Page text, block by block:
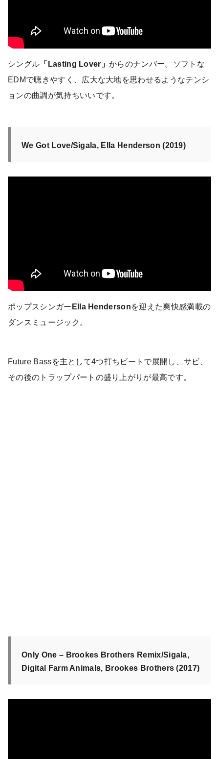
シングル 「Lasting Lover」からのナンバー。ソフトな
EDMで聴きやすく、広大な大地を思わせるようなテンシ
ョンの曲調が気持ちいいです。
We Got Love/Sigala, Ella Henderson (2019)
ポップスシンガー Ella Hendersonを迎えた爽快感満載の
ダンスミュージック。
Future Bassを主として4つ打ちビートで展開し、サビ、
その後のトラップパートの盛り上がりが最高です。
Only One – Brookes Brothers Remix/Sigala,
Digital Farm Animals, Brookes Brothers (2017)